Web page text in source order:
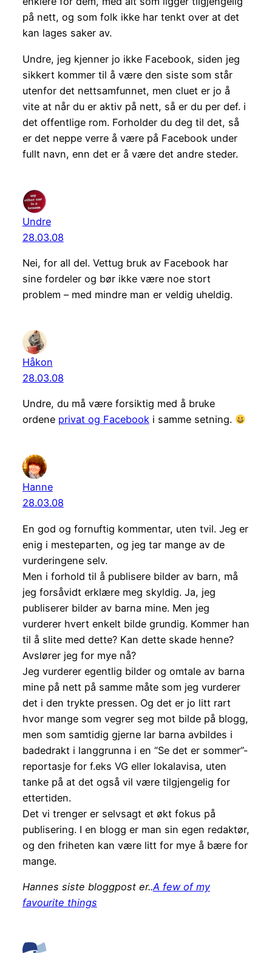
på nett, og som folk ikke har tenkt over at det
kan lages saker av.
Undre, jeg kjenner jo ikke Facebook, siden jeg
sikkert kommer til å være den siste som står
utenfor det nettsamfunnet, men cluet er jo å
vite at når du er aktiv på nett, så er du per def. i
det offentlige rom. Forholder du deg til det, så
er det neppe verre å være på Facebook under
fullt navn, enn det er å være det andre steder.
Undre
28.03.08
Nei, for all del. Vettug bruk av Facebook har
sine fordeler og bør ikke være noe stort
problem – med mindre man er veldig uheldig.
Håkon
28.03.08
Undre, du må være forsiktig med å bruke
ordene privat og Facebooki samme setning.
Hanne
28.03.08
En god og fornuftig kommentar, uten tvil. Jeg er
enig i mesteparten, og jeg tar mange av de
vurderingene selv.
Men i forhold til å publisere bilder av barn, må
jeg forsåvidt erklære meg skyldig. Ja, jeg
publiserer bilder av barna mine. Men jeg
vurderer hvert enkelt bilde grundig. Kommer han
til å slite med dette? Kan dette skade henne?
Avslører jeg for mye nå?
Jeg vurderer egentlig bilder og omtale av barna
mine på nett på samme måte som jeg vurderer
det i den trykte pressen. Og det er jo litt rart
hvor mange som vegrer seg mot bilde på blogg,
men som samtidig gjerne lar barna avbildes i
badedrakt i langgrunna i en “Se det er sommer”-
reportasje for f.eks VG eller lokalavisa, uten
tanke på at det også vil være tilgjengelig for
ettertiden.
Det vi trenger er selvsagt et økt fokus på
publisering. I en blogg er man sin egen redaktør,
og den friheten kan være litt for mye å bære for
mange.
Hannes siste bloggpost er..A few of my
favourite things